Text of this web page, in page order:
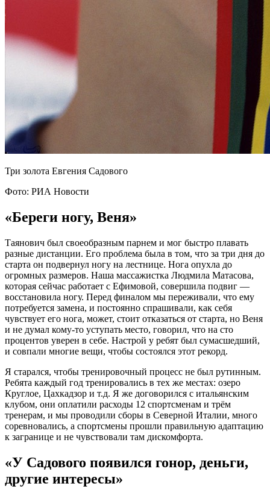
Три золота Евгения Садового
Фото: РИА Новости
«Береги ногу, Веня»
Таянович был своеобразным парнем и мог быстро плавать
разные дистанции. Его проблема была в том, что за три дня до
старта он подвернул ногу на лестнице. Нога опухла до
огромных размеров. Наша массажистка Людмила Матасова,
которая сейчас работает с Ефимовой, совершила подвиг —
восстановила ногу. Перед финалом мы переживали, что ему
потребуется замена, и постоянно спрашивали, как себя
чувствует его нога, может, стоит отказаться от старта, но Веня
и не думал кому-то уступать место, говорил, что на сто
процентов уверен в себе. Настрой у ребят был сумасшедший,
и совпали многие вещи, чтобы состоялся этот рекорд.
Я старался, чтобы тренировочный процесс не был рутинным.
Ребята каждый год тренировались в тех же местах: озеро
Круглое, Цахкадзор и т.д. Я же договорился с итальянским
клубом, они оплатили расходы 12 спортсменам и трём
тренерам, и мы проводили сборы в Северной Италии, много
соревновались, а спортсмены прошли правильную адаптацию
к загранице и не чувствовали там дискомфорта.
«У Садового появился гонор, деньги,
другие интересы»